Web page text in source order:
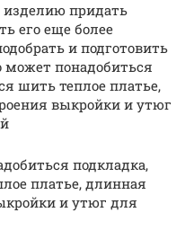
придать
его еще более
и подготовить
понадобиться
шить теплое платье,
выкройки и утюг
подкладка,
платье, длинная
и утюг для